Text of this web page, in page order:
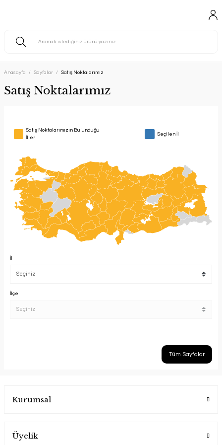
Anasayfa Sayfalar Satış Noktalarımız
Satış Noktalarımız
Satış Noktalarımızın Bulunduğu
İller
Seçilen İl
İl
İlçe
Tüm Sayfalar
Kurumsal
Üyelik